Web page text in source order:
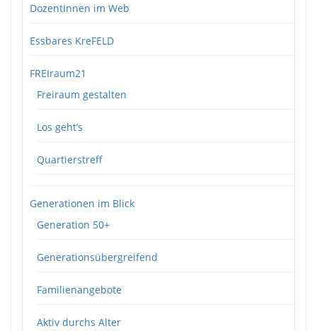
DozentInnen im Web
Essbares KreFELD
FREIraum21
Freiraum gestalten
Los geht’s
Quartierstreff
Generationen im Blick
Generation 50+
Generationsübergreifend
Familienangebote
Aktiv durchs Alter